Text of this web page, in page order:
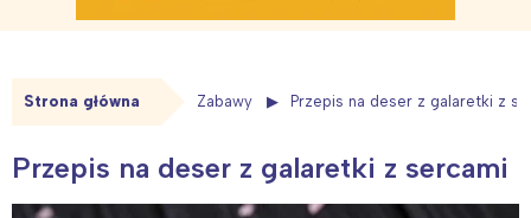
Strona główna Zabawy Przepis na deser z galaretki z
Przepis na deser z galaretki z sercami